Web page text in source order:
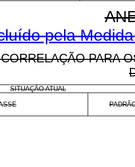
pela
PARA
SITUAÇÃO ATUAL